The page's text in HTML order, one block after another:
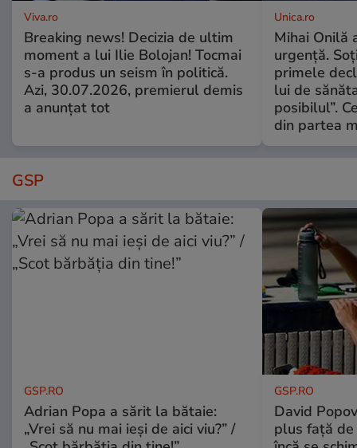
Viva.ro
Breaking news! Decizia de ultim
moment a lui Ilie Bolojan! Tocmai
s-a produs un seism în politică.
Azi, 30.07.2026, premierul demis
a anunțat tot
Unica.ro
Mihai Onilă
urgență.
primele
lui de
posibilul”.
din partea
GSP
GSP.RO
Adrian Popa a sărit la bătaie:
„Vrei să nu mai ieși de aici viu?” /
GSP.RO
David
plus față de